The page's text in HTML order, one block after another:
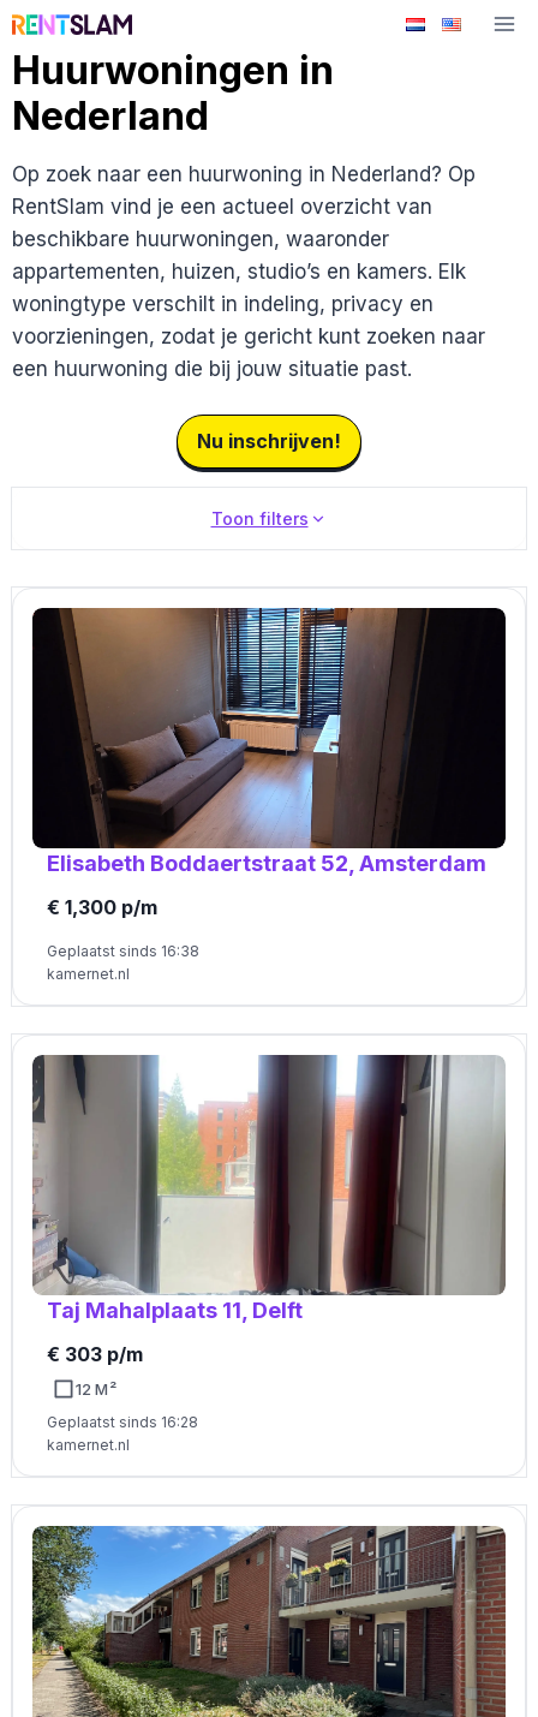
Ga
de
inhoud
Huurwoningen in
Nederland
Op zoek naar een huurwoning in Nederland? Op
RentSlam vind je een actueel overzicht van
beschikbare huurwoningen, waaronder
appartementen, huizen, studio’s en kamers. Elk
woningtype verschilt in indeling, privacy en
voorzieningen, zodat je gericht kunt zoeken naar
een huurwoning die bij jouw situatie past.
Nu inschrijven!
Toon filters
Elisabeth Boddaertstraat 52, Amsterdam
€ 1,300 p/m
Geplaatst sinds 16:38
kamernet.nl
Taj Mahalplaats 11, Delft
€ 303 p/m
12 M²
Geplaatst sinds 16:28
kamernet.nl